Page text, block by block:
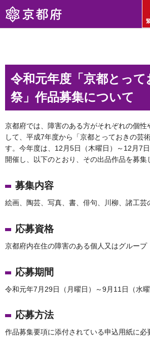
京都府
令和元年度「京都とっ
祭」作品募集について
京都府では、障害のある方がそれぞれの個性
して、平成7年度から「京都とっておきの芸
す。今年度は、12月5日（木曜日）～12月7
開催し、以下のとおり、その出品作品を募集
募集内容
絵画、陶芸、写真、書、俳句、川柳、諸工芸
応募資格
京都府内在住の障害のある個人又はグループ
応募期間
令和元年7月29日（月曜日）～9月11日（水曜
応募方法
作品募集要項に添付されている申込用紙に必